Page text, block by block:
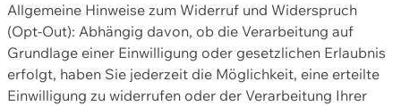
Allgemeine Hinweise zum Widerruf und Widerspruch
(Opt-Out): Abhängig davon, ob die Verarbeitung auf
Grundlage einer Einwilligung oder gesetzlichen Erlaubnis
erfolgt, haben Sie jederzeit die Möglichkeit, eine erteilte
Einwilligung zu widerrufen oder der Verarbeitung Ihrer